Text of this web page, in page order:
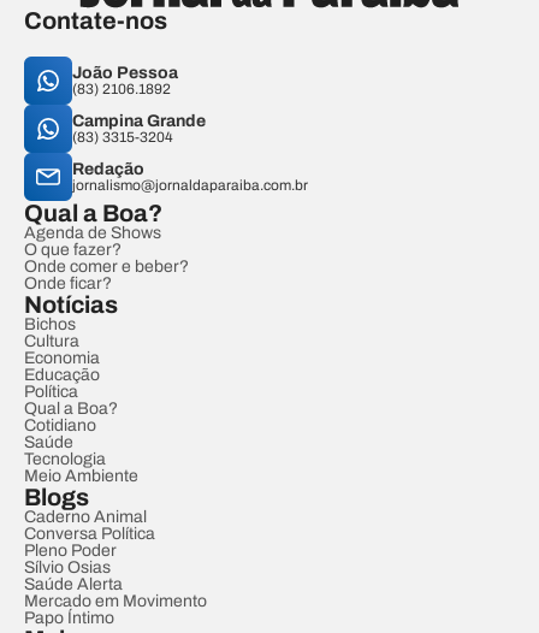
Contate-nos
João Pessoa
(83) 2106.1892
Campina Grande
(83) 3315-3204
Redação
jornalismo@jornaldaparaiba.com.br
Qual a Boa?
Agenda de Shows
O que fazer?
Onde comer e beber?
Onde ficar?
Notícias
Bichos
Cultura
Economia
Educação
Política
Qual a Boa?
Cotidiano
Saúde
Tecnologia
Meio Ambiente
Blogs
Caderno Animal
Conversa Política
Pleno Poder
Sílvio Osias
Saúde Alerta
Mercado em Movimento
Papo Íntimo